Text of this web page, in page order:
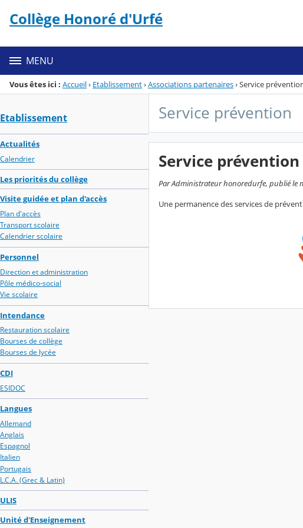
Menu de la rubrique
Contenu
Collège Honoré d'Urfé
MENU
Vous êtes ici : Accueil› Etablissement›Associations partenaires›Service
Etablissement
Actualités
Calendrier
Les priorités du collège
Visite guidée et plan d'accès
Plan d'accès
Transport scolaire
Calendrier scolaire
Personnel
Direction et administration
Pôle médico-social
Vie scolaire
Intendance
Restauration scolaire
Bourses de collège
Bourses de lycée
CDI
ESIDOC
Langues
Allemand
Anglais
Espagnol
Italien
Portugais
L.C.A. (Grec & Latin)
ULIS
Unité d'Enseignement
Service prévention
Service prévention
Par Administrateur honoredurfe, publié le
Une permanence des services de